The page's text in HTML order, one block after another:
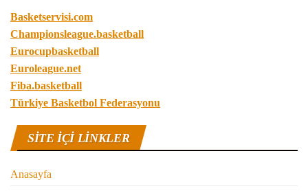
Basketservisi.com
Championsleague.basketball
Eurocupbasketball
Euroleague.net
Fiba.basketball
Türkiye Basketbol Federasyonu
SITE IÇI LINKLER
Anasayfa